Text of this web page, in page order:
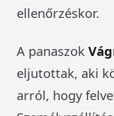
ellenőrzéskor.
A panaszok
eljutottak, aki
arról, hogy